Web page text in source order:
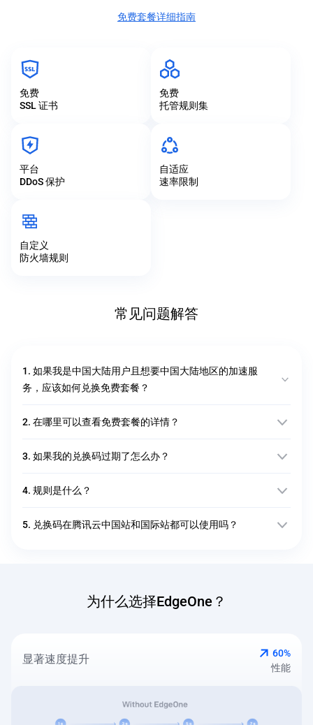
免费套餐详细指南
免费
SSL 证书
免费
托管规则集
平台
DDoS 保护
自适应
速率限制
自定义
防火墙规则
常见问题解答
1. 如果我是中国大陆用户且想要中国大陆地区的加速服
务，应该如何兑换免费套餐？
2. 在哪里可以查看免费套餐的详情？
3. 如果我的兑换码过期了怎么办？
4. 规则是什么？
5. 兑换码在腾讯云中国站和国际站都可以使用吗？
为什么选择EdgeOne？
显著速度提升
60%
性能